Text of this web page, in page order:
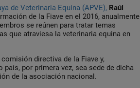
de Veterinaria Equina (APVE), Raúl
de la Fiave en el 2016, anualmente
se reúnen para tratar temas
que atraviesa la veterinaria equina en
directiva de la Fiave y,
por primera vez, sea sede de dicha
de la asociación nacional.